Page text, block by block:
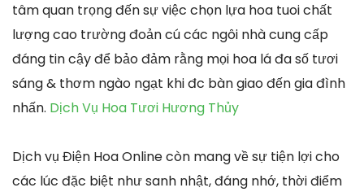
tâm quan trọng đến sự việc chọn lựa hoa tuoi chất
lượng cao trường đoản cú các ngôi nhà cung cấp
đáng tin cậy để bảo đảm rằng mọi hoa lá đa số tươi
sáng & thơm ngào ngạt khi đc bàn giao đến gia đình
nhấn. Dịch Vụ Hoa Tươi Hương Thủy
Dịch vụ Điện Hoa Online còn mang về sự tiện lợi cho
các lúc đặc biệt như sanh nhật, đáng nhớ, thời điểm